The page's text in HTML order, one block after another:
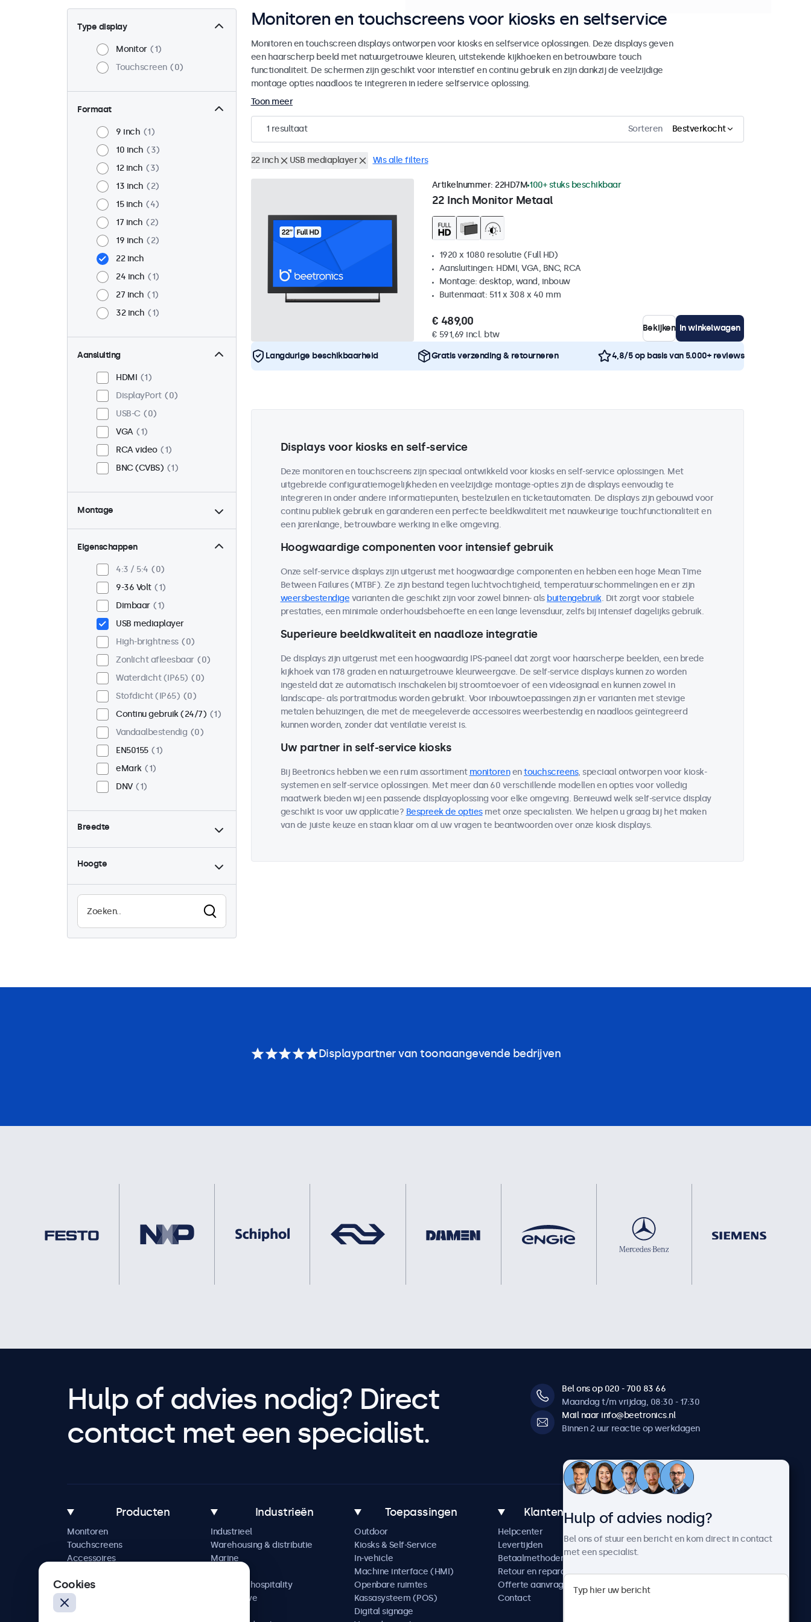
Type display
Monitor
1
Touchscreen
0
Formaat
9 inch
1
10 inch
3
12 inch
3
13 inch
2
15 inch
4
17 inch
2
19 inch
2
22 inch
24 inch
1
27 inch
1
32 inch
1
Aansluiting
HDMI
1
DisplayPort
0
USB-C
0
VGA
1
RCA video
1
BNC (CVBS)
1
Montage
Desktop
1
Wand
Panel mount
Inbouw
Rackmontage (19 inch)
VESA 75 x 75
VESA 100 x 100
1
Eigenschappen
4:3 / 5:4
0
9-36 Volt
1
Dimbaar
1
USB mediaplayer
High-brightness
0
Zonlicht afleesbaar
0
Waterdicht (IP65)
0
Stofdicht (IP65)
0
Continu gebruik (24/7)
1
Vandaalbestendig
0
EN50155
1
eMark
1
DNV
1
Breedte
Hoogte
Monitoren en touchscreens voor kiosks en selfservice
Monitoren en touchscreen displays ontworpen voor kiosks en selfservice oplossingen. Deze displays geven
een haarscherp beeld met natuurgetrouwe kleuren, uitstekende kijkhoeken en betrouwbare touch
functionaliteit. De schermen zijn geschikt voor intenstief en continu gebruik en zijn dankzij de veelzijdige
montage opties naadloos te integreren in iedere selfservice oplossing.
Toon meer
1 resultaat Sorteren Bestverkocht
22 inch USB mediaplayer Wis alle filters
22 Inch Monitor Metaal
Artikelnummer: 22HD7M 100+ stuks beschikbaar
1920 x 1080 resolutie (Full HD)
Aansluitingen: HDMI, VGA, BNC, RCA
Montage: desktop, wand, inbouw
Buitenmaat: 511 x 308 x 40 mm
€ 489,00
€ 591,69 incl. btw
Bekijken In winkelwagen
Langdurige beschikbaarheid Gratis verzending & retourneren 4,8/5 op basis van 5.000+ reviews
Displays voor kiosks en self-service
Deze monitoren en touchscreens zijn speciaal ontwikkeld voor kiosks en self-service oplossingen. Met
uitgebreide configuratiemogelijkheden en veelzijdige montage-opties zijn de displays eenvoudig te
integreren in onder andere informatiepunten, bestelzuilen en ticketautomaten. De displays zijn gebouwd voor
continu publiek gebruik en garanderen een perfecte beeldkwaliteit met nauwkeurige touchfunctionaliteit en
een jarenlange, betrouwbare werking in elke omgeving.
Hoogwaardige componenten voor intensief gebruik
Onze self-service displays zijn uitgerust met hoogwaardige componenten en hebben een hoge Mean Time
Between Failures (MTBF). Ze zijn bestand tegen luchtvochtigheid, temperatuurschommelingen en er zijn
weersbestendige varianten die geschikt zijn voor zowel binnen- als buitengebruik. Dit zorgt voor stabiele
prestaties, een minimale onderhoudsbehoefte en een lange levensduur, zelfs bij intensief dagelijks gebruik.
Superieure beeldkwaliteit en naadloze integratie
De displays zijn uitgerust met een hoogwaardig IPS-paneel dat zorgt voor haarscherpe beelden, een brede
kijkhoek van 178 graden en natuurgetrouwe kleurweergave. De self-service displays kunnen zo worden
ingesteld dat ze automatisch inschakelen bij stroomtoevoer of een videosignaal en kunnen zowel in
landscape- als portraitmodus worden gebruikt. Voor inbouwtoepassingen zijn er varianten met stevige
metalen behuizingen, die met de meegeleverde accessoires weerbestendig en naadloos geïntegreerd
kunnen worden, zonder dat ventilatie vereist is.
Uw partner in self-service kiosks
Bij Beetronics hebben we een ruim assortiment monitorenentouchscreens, speciaal ontworpen voor kiosk-
systemen en self-service oplossingen. Met meer dan 60 verschillende modellen en opties voor volledig
maatwerk bieden wij een passende displayoplossing voor elke omgeving. Benieuwd welk self-service display
geschikt is voor uw applicatie? Bespreek de optiesmet onze specialisten. We helpen u graag bij het maken
van de juiste keuze en staan klaar om al uw vragen te beantwoorden over onze kiosk displays.
Displaypartner van toonaangevende bedrijven
Hulp of advies nodig? Direct
contact met een specialist.
Bel ons op 020 - 700 83 66
Maandag t/m vrijdag, 08:30 - 17:30
Mail naar info@beetronics.nl
Binnen 2 uur reactie op werkdagen
Producten
Monitoren
Touchscreens
Accessoires
Industrieën
Industrieel
Warehousing & distributie
Marine
Horeca & hospitality
Automotive
Toepassingen
Outdoor
Kiosks & Self-Service
In-vehicle
Machine interface (HMI)
Openbare ruimtes
Kassasysteem (POS)
Digital signage
Klantenservice
Helpcenter
Levertijden
Betaalmethoden
Retour en reparatie
Offerte aanvragen
Contact
Over Beetronics
Nieuws en updates
Werken bij Beetronics
Algemene voorwaarden
Hulp of advies nodig?
Bel ons of stuur een bericht en kom direct in contact
met een specialist.
Cookies